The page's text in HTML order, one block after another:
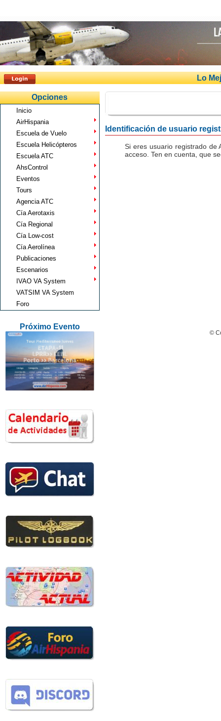
Lo
Opciones
Inicio
AirHispania
Escuela de Vuelo
Escuela Helicópteros
Escuela ATC
AhsControl
Eventos
Tours
Agencia ATC
Cía Aerotaxis
Cía Regional
Cía Low-cost
Cía Aerolínea
Publicaciones
Escenarios
IVAO VA System
VATSIM VA System
Foro
Próximo Evento
Identificación de usuario
Si eres usuario registrado de
acceso. Ten en cuenta, que
©